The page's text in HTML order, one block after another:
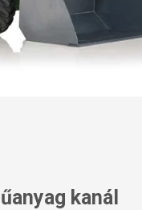
kanál